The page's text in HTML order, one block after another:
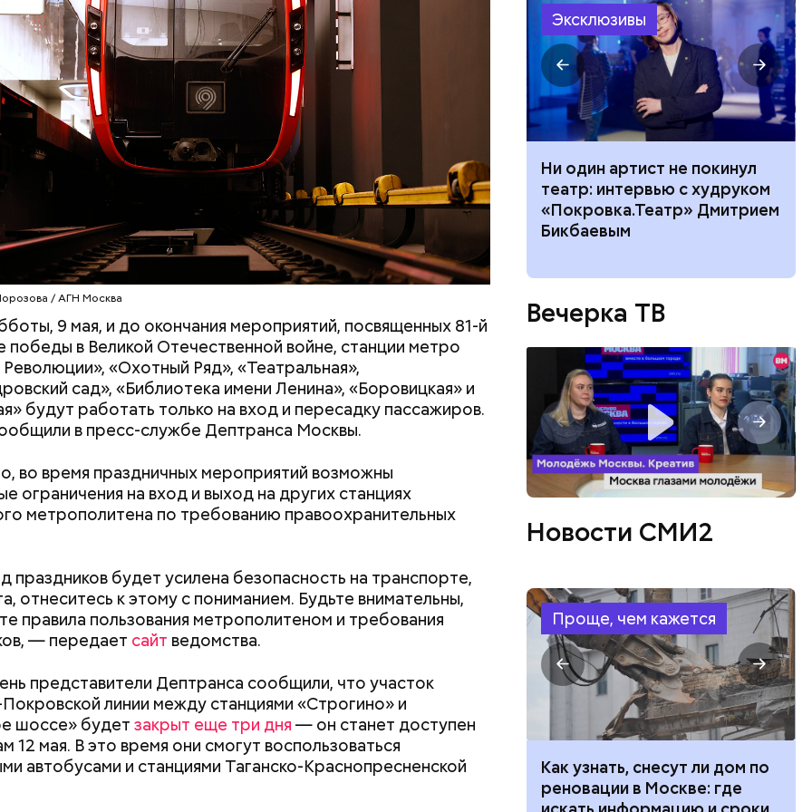
/ АГН Москва
9 мая, и до окончания мероприятий, посвященных 81-й
победы в Великой Отечественной войне, станции метро
«Охотный Ряд», «Театральная»,
сад», «Библиотека имени Ленина», «Боровицкая» и
будут работать только на вход и пересадку пассажиров.
в пресс-службе Дептранса Москвы.
во время праздничных мероприятий возможны
ограничения на вход и выход на других станциях
метрополитена по требованию правоохранительных
праздников будет усилена безопасность на транспорте,
отнеситесь к этому с пониманием. Будьте внимательны,
правила пользования метрополитеном и требования
— передает сайт ведомства.
представители Дептранса сообщили, что участок
линии между станциями «Строгино» и
шоссе» будет закрыт еще три дня — он станет доступен
12 мая. В это время они смогут воспользоваться
автобусами и станциями Таганско-Краснопресненской
что здесь она увидела: киношники работают
что отлично подошло бы ей по складу ума и характера.
Маяковского, в столице 1940-х с полуразрушенными
маскировке. А еще увидели самый большой
Европе.
Эксклюзивы
Поощрение вместо
принуждения: что вошло в
новый ГОСТ по труду и зачем
он нужен
Период повышенного риска:
что принесет коридор
затмений и чего нельзя
делать с 12 по 28 августа
Ни один артист не покинул
театр: интервью с худруком
«Покровка.Театр» Дмитрием
Бикбаевым
Вечерка ТВ
Новости СМИ2
Проще, чем кажется
Как поменять батареи дома и
Как получить до 100 тысяч
Как узнать, снесут ли дом по
реновации в Москве: где